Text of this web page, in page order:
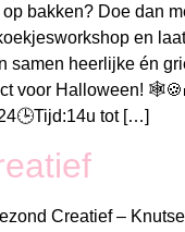
bakken? Doe dan
en
samen heerlijke én
voor Halloween!
tot […]
Creatief –